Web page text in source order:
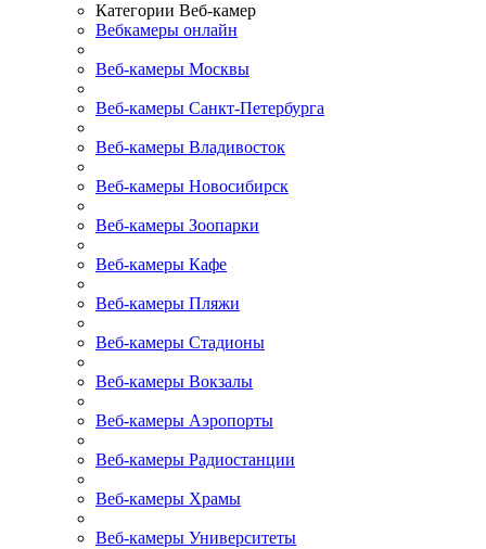
Категории Веб-камер
Вебкамеры онлайн
Веб-камеры Москвы
Веб-камеры Санкт-Петербурга
Веб-камеры Владивосток
Веб-камеры Новосибирск
Веб-камеры Зоопарки
Веб-камеры Кафе
Веб-камеры Пляжи
Веб-камеры Стадионы
Веб-камеры Вокзалы
Веб-камеры Аэропорты
Веб-камеры Радиостанции
Веб-камеры Храмы
Веб-камеры Университеты